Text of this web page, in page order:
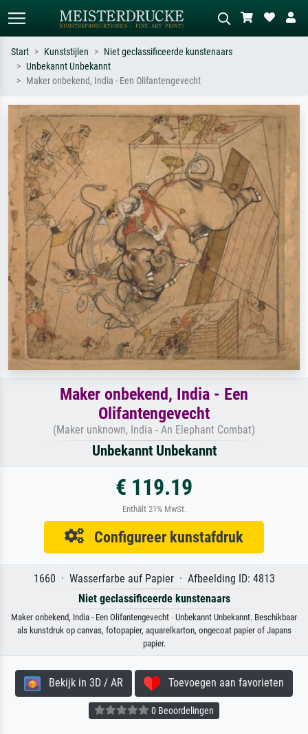
Standaard zoeken
Monet, Sterrennacht, impressionisme,
Hokusai-golf, naakt.
weide, abstract met veel rood, donker
olieverfschilderij, staand naakt naast
een boom.
Start Kunststijlen
Niet geclassificeerde kunstenaars
Unbekannt Unbekannt
Maker onbekend, India - Een Olifantengevecht
Maker onbekend, India - Een
Olifantengevecht
(Maker unknown, India - An Elephant Combat)
Unbekannt Unbekannt
€ 119.19
Enthält 21% MwSt.
Configureer kunstafdruk
1660 · Wasserfarbe auf Papier · Afbeelding ID: 4813
Niet geclassificeerde kunstenaars
Maker onbekend, India - Een Olifantengevecht · Unbekannt Unbekannt. Beschikbaar
als kunstdruk op canvas, fotopapier, aquarelkarton, ongecoat papier of Japans
papier.
Bekijk in 3D / AR Toevoegen aan favorieten
0 Beoordelingen